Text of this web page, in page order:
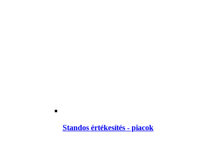
Standos értékesítés - piacok